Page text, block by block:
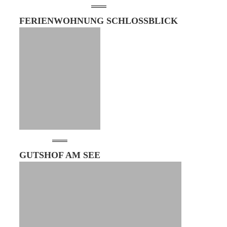
FERIENWOHNUNG SCHLOSSBLICK
GUTSHOF AM SEE